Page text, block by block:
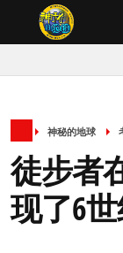
神秘的地球
徒步者
现了6